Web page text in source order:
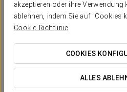
akzeptieren oder ihre
ablehnen, indem Sie auf "Cookies
Cookie-Richtlinie
COOKIES
ALLES
40 €
Feiere mit uns!
überraschen, ist mit einem
Ein intimes Erlebnis mit liebevollen
Ihrem Zimmer. Im Eurostars Puerta